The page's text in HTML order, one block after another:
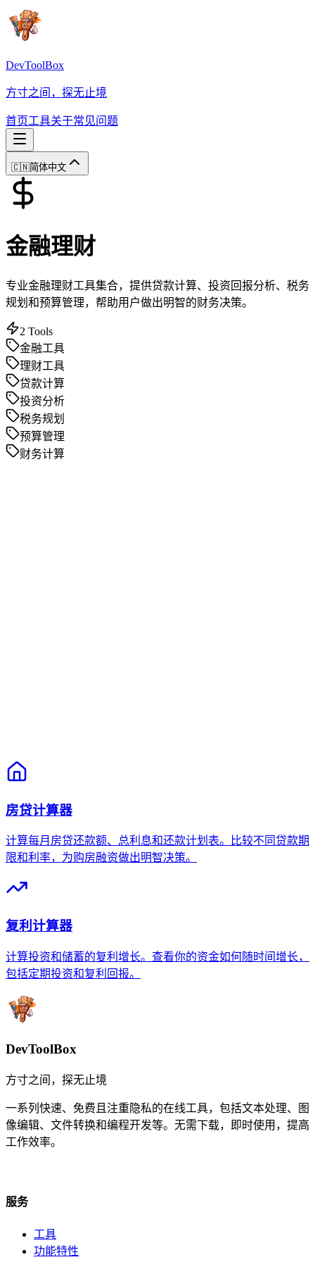
DevToolBox
方寸之间，探无止境
首页工具关于常见问题
🇨🇳简体中文
金融理财
专业金融理财工具集合，提供贷款计算、投资回报分析、税务
规划和预算管理，帮助用户做出明智的财务决策。
2 Tools
金融工具
理财工具
贷款计算
投资分析
税务规划
预算管理
财务计算
房贷计算器
计算每月房贷还款额、总利息和还款计划表。比较不同贷款期
限和利率，为购房融资做出明智决策。
复利计算器
计算投资和储蓄的复利增长。查看你的资金如何随时间增长，
包括定期投资和复利回报。
DevToolBox
方寸之间，探无止境
一系列快速、免费且注重隐私的在线工具，包括文本处理、图
像编辑、文件转换和编程开发等。无需下载，即时使用，提高
工作效率。
服务
工具
功能特性